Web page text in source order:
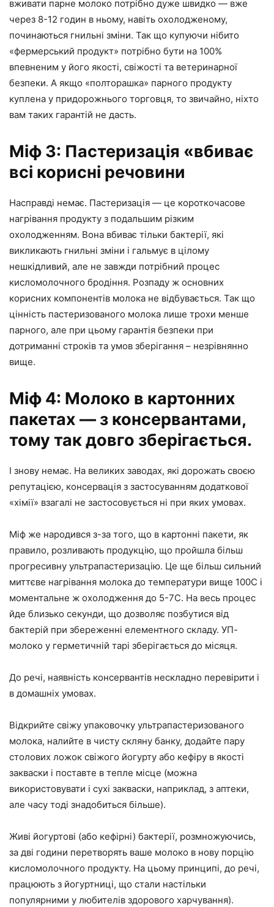
вживати парне молоко потрібно дуже швидко — вже
через 8-12 годин в ньому, навіть охолодженому,
починаються гнильні зміни. Так що купуючи нібито
«фермерський продукт» потрібно бути на 100%
впевненим у його якості, свіжості та ветеринарної
безпеки. А якщо «полторашка» парного продукту
куплена у придорожнього торговця, то звичайно, ніхто
вам таких гарантій не дасть.
Міф 3: Пастеризація «вбиває
всі корисні речовини
Насправді немає. Пастеризація — це короткочасове
нагрівання продукту з подальшим різким
охолодженням. Вона вбиває тільки бактерії, які
викликають гнильні зміни і гальмує в цілому
нешкідливий, але не завжди потрібний процес
кисломолочного бродіння. Розпаду ж основних
корисних компонентів молока не відбувається. Так що
цінність пастеризованого молока лише трохи менше
парного, але при цьому гарантія безпеки при
дотриманні строків та умов зберігання – незрівнянно
вище.
Міф 4: Молоко в картонних
пакетах — з консервантами,
тому так довго зберігається.
І знову немає. На великих заводах, які дорожать своєю
репутацією, консервація з застосуванням додаткової
«хімії» взагалі не застосовується ні при яких умовах.
Міф же народився з-за того, що в картонні пакети, як
правило, розливають продукцію, що пройшла більш
прогресивну ультрапастеризацію. Це ще більш сильний
миттєве нагрівання молока до температури вище 100С і
моментальне ж охолодження до 5-7С. На весь процес
йде близько секунди, що дозволяє позбутися від
бактерій при збереженні елементного складу. УП-
молоко у герметичній тарі зберігається до місяця.
До речі, наявність консервантів нескладно перевірити і
в домашніх умовах.
Відкрийте свіжу упаковочку ультрапастеризованого
молока, налийте в чисту скляну банку, додайте пару
столових ложок свіжого йогурту або кефіру в якості
закваски і поставте в тепле місце (можна
використовувати і сухі закваски, наприклад, з аптеки,
але часу тоді знадобиться більше).
Живі йогуртові (або кефірні) бактерії, розмножуючись,
за дві години перетворять ваше молоко в нову порцію
кисломолочного продукту. На цьому принципі, до речі,
працюють з йогуртниці, що стали настільки
популярними у любителів здорового харчування).